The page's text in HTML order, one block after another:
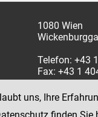
1080 Wien
Telefon: +43
Fax: +43 1
uns, Ihre